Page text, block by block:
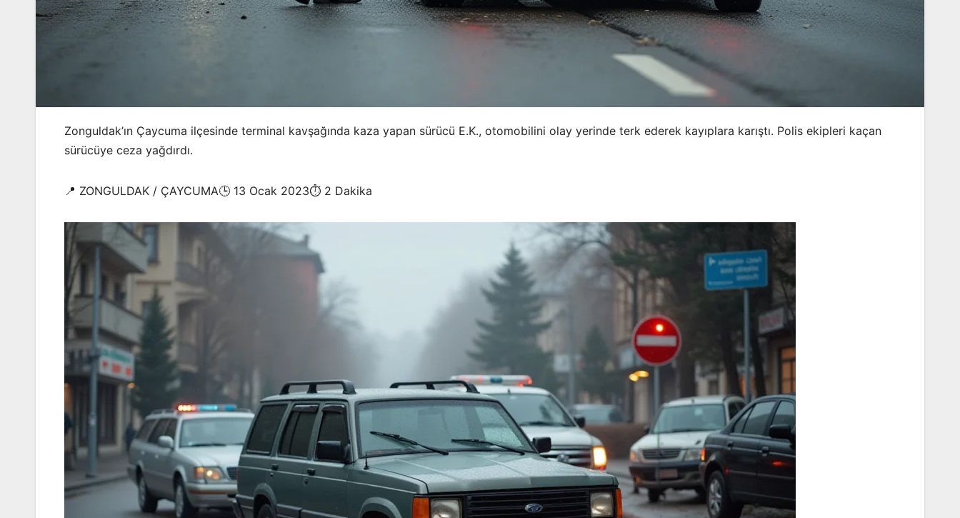
Zonguldak’ın Çaycuma ilçesinde terminal kavşağında kaza yapan sürücü E.K., otomobilini olay yerinde terk ederek kayıplara karıştı. Polis ekipleri kaçan
sürücüye ceza yağdırdı.
📍 ZONGULDAK / ÇAYCUMA🕒 13 Ocak 2023⏱️ 2 Dakika